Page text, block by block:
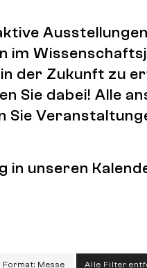
im
der Zukunft zu
Sie dabei! Alle
in unseren
Format: Messe Alle Filter